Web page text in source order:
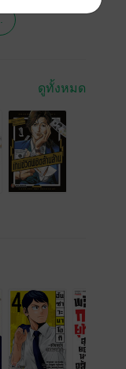
ดูทั้งหมด